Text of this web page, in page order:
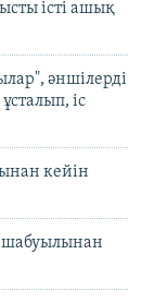
істі ашық
әншілерді
іс
кейін
шабуылынан